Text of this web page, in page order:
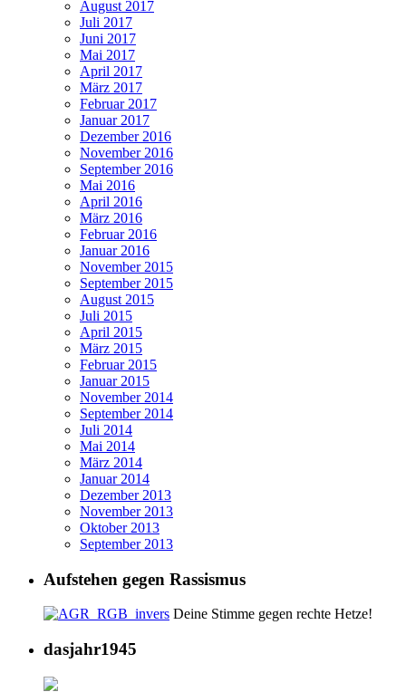
August 2017
Juli 2017
Juni 2017
Mai 2017
April 2017
März 2017
Februar 2017
Januar 2017
Dezember 2016
November 2016
September 2016
Mai 2016
April 2016
März 2016
Februar 2016
Januar 2016
November 2015
September 2015
August 2015
Juli 2015
April 2015
März 2015
Februar 2015
Januar 2015
November 2014
September 2014
Juli 2014
Mai 2014
März 2014
Januar 2014
Dezember 2013
November 2013
Oktober 2013
September 2013
Aufstehen gegen Rassismus
Deine Stimme gegen rechte Hetze!
dasjahr1945